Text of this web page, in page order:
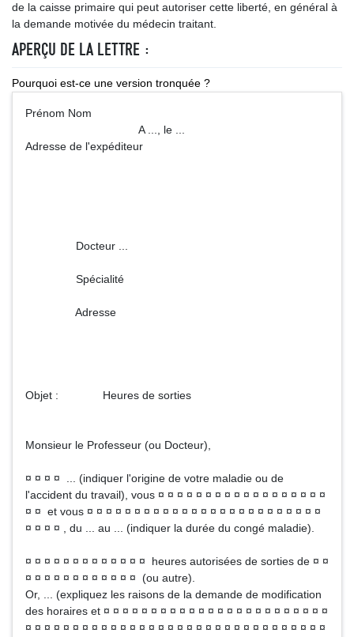
de la caisse primaire qui peut autoriser cette liberté, en général à
la demande motivée du médecin traitant.
APERÇU DE LA LETTRE :
Pourquoi est-ce une version tronquée ?
Prénom Nom
A ..., le ...
Adresse de l'expéditeur
Docteur ...
Spécialité
Adresse
Objet : Heures de sorties
Monsieur le Professeur (ou Docteur),
¤ ¤ ¤ ¤ ... (indiquer l'origine de votre maladie ou de
l'accident du travail), vous ¤ ¤ ¤ ¤ ¤ ¤ ¤ ¤ ¤ ¤ ¤ ¤ ¤ ¤ ¤ ¤ ¤ ¤
¤ ¤ et vous ¤ ¤ ¤ ¤ ¤ ¤ ¤ ¤ ¤ ¤ ¤ ¤ ¤ ¤ ¤ ¤ ¤ ¤ ¤ ¤ ¤ ¤ ¤ ¤ ¤
¤ ¤ ¤ ¤ , du ... au ... (indiquer la durée du congé maladie).
¤ ¤ ¤ ¤ ¤ ¤ ¤ ¤ ¤ ¤ ¤ ¤ ¤ heures autorisées de sorties de ¤ ¤
¤ ¤ ¤ ¤ ¤ ¤ ¤ ¤ ¤ ¤ ¤ ¤ (ou autre).
Or, ... (expliquez les raisons de la demande de modification
des horaires et ¤ ¤ ¤ ¤ ¤ ¤ ¤ ¤ ¤ ¤ ¤ ¤ ¤ ¤ ¤ ¤ ¤ ¤ ¤ ¤ ¤ ¤ ¤ ¤
¤ ¤ ¤ ¤ ¤ ¤ ¤ ¤ ¤ ¤ ¤ ¤ ¤ ¤ ¤ ¤ ¤ ¤ ¤ ¤ ¤ ¤ ¤ ¤ ¤ ¤ ¤ ¤ ¤ ¤ ¤ ¤